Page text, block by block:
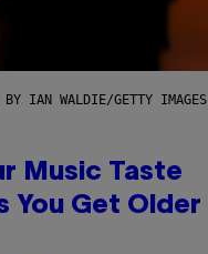
BY IAN WALDIE/GETTY IMAGES
Music Taste
You Get Older